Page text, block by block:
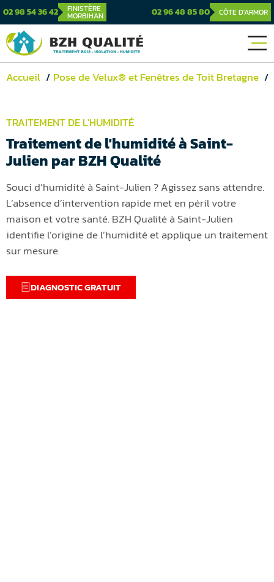
02 98 54 36 42 FINISTÈRE
MORBIHAN 02 96 48 85 80 CÔTE D'ARMOR
Accueil Pose de Velux® et Fenêtres de Toit Bretagne
TRAITEMENT DE L'HUMIDITÉ
Traitement de l'humidité à Saint-
Julien par BZH Qualité
Souci d’humidité à Saint-Julien ? Agissez sans attendre.
L’absence d’intervention rapide met en péril votre
maison et votre santé. BZH Qualité à Saint-Julien
identifie l’origine de l’humidité et applique un traitement
sur mesure.
DIAGNOSTIC GRATUIT